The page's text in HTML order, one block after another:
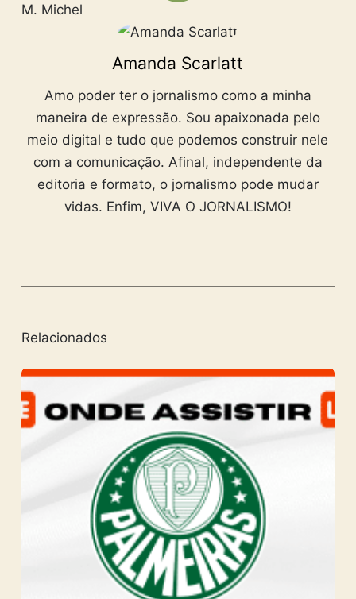
M. Michel
Amanda Scarlatt
Amo poder ter o jornalismo como a minha
maneira de expressão. Sou apaixonada pelo
meio digital e tudo que podemos construir nele
com a comunicação. Afinal, independente da
editoria e formato, o jornalismo pode mudar
vidas. Enfim, VIVA O JORNALISMO!
Relacionados